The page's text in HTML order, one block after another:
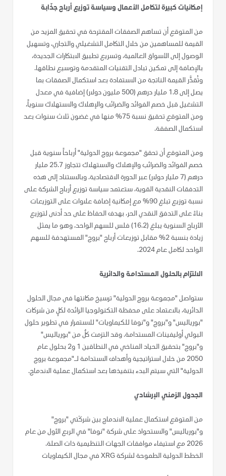
إمكانيات كبيرة لتكامل الأعمال وسياسة توزيع أرباح جذّابة
من المتوقع أن تساهم الصفقات المقترحة في تحقيق المزيد من
القيمة للمساهمين من خلال التكامل التشغيلي والتجاري، وتسهيل
الوصول إلى الأسواق العالمية، وتسريع تطبيق الابتكارات الجديدة،
بالإضافة إلى تمكين تبادل التقنيات المتقدمة وتوسيع نطاقها.
وتُقدَّر القيمة الناتجة من الاستفادة بعد استكمال الصفقات بما
يصل إلى 1.8 مليار درهم (500 مليون دولار) إضافية في معدل
التشغيل قبل خصم الفوائد والضرائب والإهلاك والاستهلاك سنوياً،
ومن المتوقع تحقيق نسبة 75% منها في غضون ثلاث سنوات بعد
استكمال الصفقة.
ومن المتوقع أن تحقق "مجموعة بروج الدولية" أرباحاً سنوية قبل
خصم الفوائد والضرائب والإهلاك والاستهلاك تتجاوز 25.7 مليار
درهم (7 مليار دولار) عبر الدورة الاقتصادية. وبالاستناد إلى هذه
التدفقات النقدية القوية، ستعتمد سياسة توزيع أرباح الشركة على
نسبة توزيع تبلغ 90% مع إمكانية إضافة علاوات على التوزيعات
بناءً على التدفق النقدي الحر، بهدف الحفاظ على حد أدنى لتوزيع
الأرباح السنوية يبلغ (16.2) فلس للسهم الواحد، وهو ما يمثل
زيادة بنسبة 2% مقابل توزيعات أرباح "بروج" المستهدفة للسهم
الواحد لكامل عام 2024.
الالتزام بالحلول المستدامة والدائرية
ستواصل "مجموعة بروج الدولية" ترسيخ مكانتها في مجال الحلول
الدائرية، بالاعتماد على محفظة التكنولوجيا الرائدة لكلٍ من شركات
"بورياليس" و"بروج" و"نوفا للكيماويات" للاستمرار في تطوير حلول
البولي أوليفينات المستدامة. وقد التزمت كلٌ من "بورياليس"
و"بروج" بتحقيق الحياد المناخي في النطاقين 1 و2 بحلول عام
2050 من خلال استراتيجية وأهداف الاستدامة لـ"مجموعة بروج
الدولية" التي سيتم البدء بتنفيذها بعد استكمال عملية الاندماج.
الجدول الزمني الإرشادي
من المتوقع استكمال عملية الاندماج بين شركَتي "بروج"
و"بورياليس" والاستحواذ على شركة "نوفا" في الربع الأول من عام
2026 مع استيفاء موافقات الجهات التنظيمية ذات الصلة.
الخطط الدولية الطموحة لشركة XRG في مجال الكيماويات